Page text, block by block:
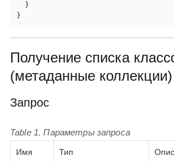
  }
}
Получение списка
(метаданные коллекции)
Запрос
Table 1. Параметры запроса
Имя Тип